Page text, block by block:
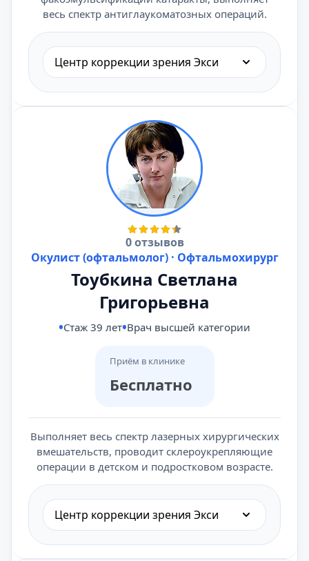
весь спектр антиглаукоматозных операций.
Центр коррекции зрения Экси
0 отзывов
Окулист (офтальмолог) · Офтальмохирург
Тоубкина Светлана
Григорьевна
Стаж 39 лет Врач высшей категории
Приём в клинике
Бесплатно
Выполняет весь спектр лазерных хирургических
вмешательств, проводит склероукрепляющие
операции в детском и подростковом возрасте.
Центр коррекции зрения Экси